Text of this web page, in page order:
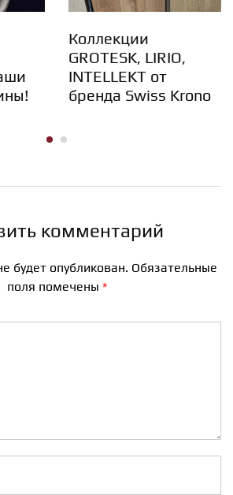
Коллекции
GROTESK, LIRIO,
INTELLEKT от
бренда Swiss Krono
комментарий
будет опубликован. Обязательные
поля помечены *